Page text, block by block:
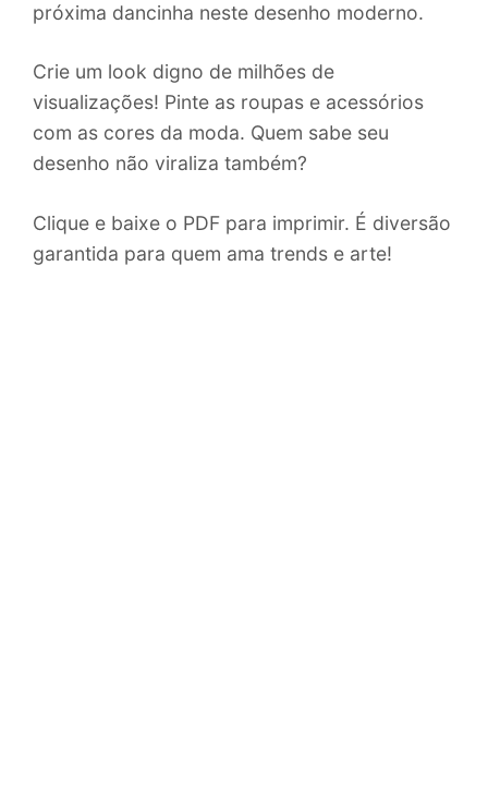
próxima dancinha neste desenho moderno.
Crie um look digno de milhões de
visualizações! Pinte as roupas e acessórios
com as cores da moda. Quem sabe seu
desenho não viraliza também?
Clique e baixe o PDF para imprimir. É diversão
garantida para quem ama trends e arte!